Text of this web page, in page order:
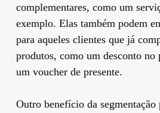
complementares, como um
exemplo. Elas também podem
para aqueles clientes que já
produtos, como um desconto
um voucher de presente.
Outro benefício da